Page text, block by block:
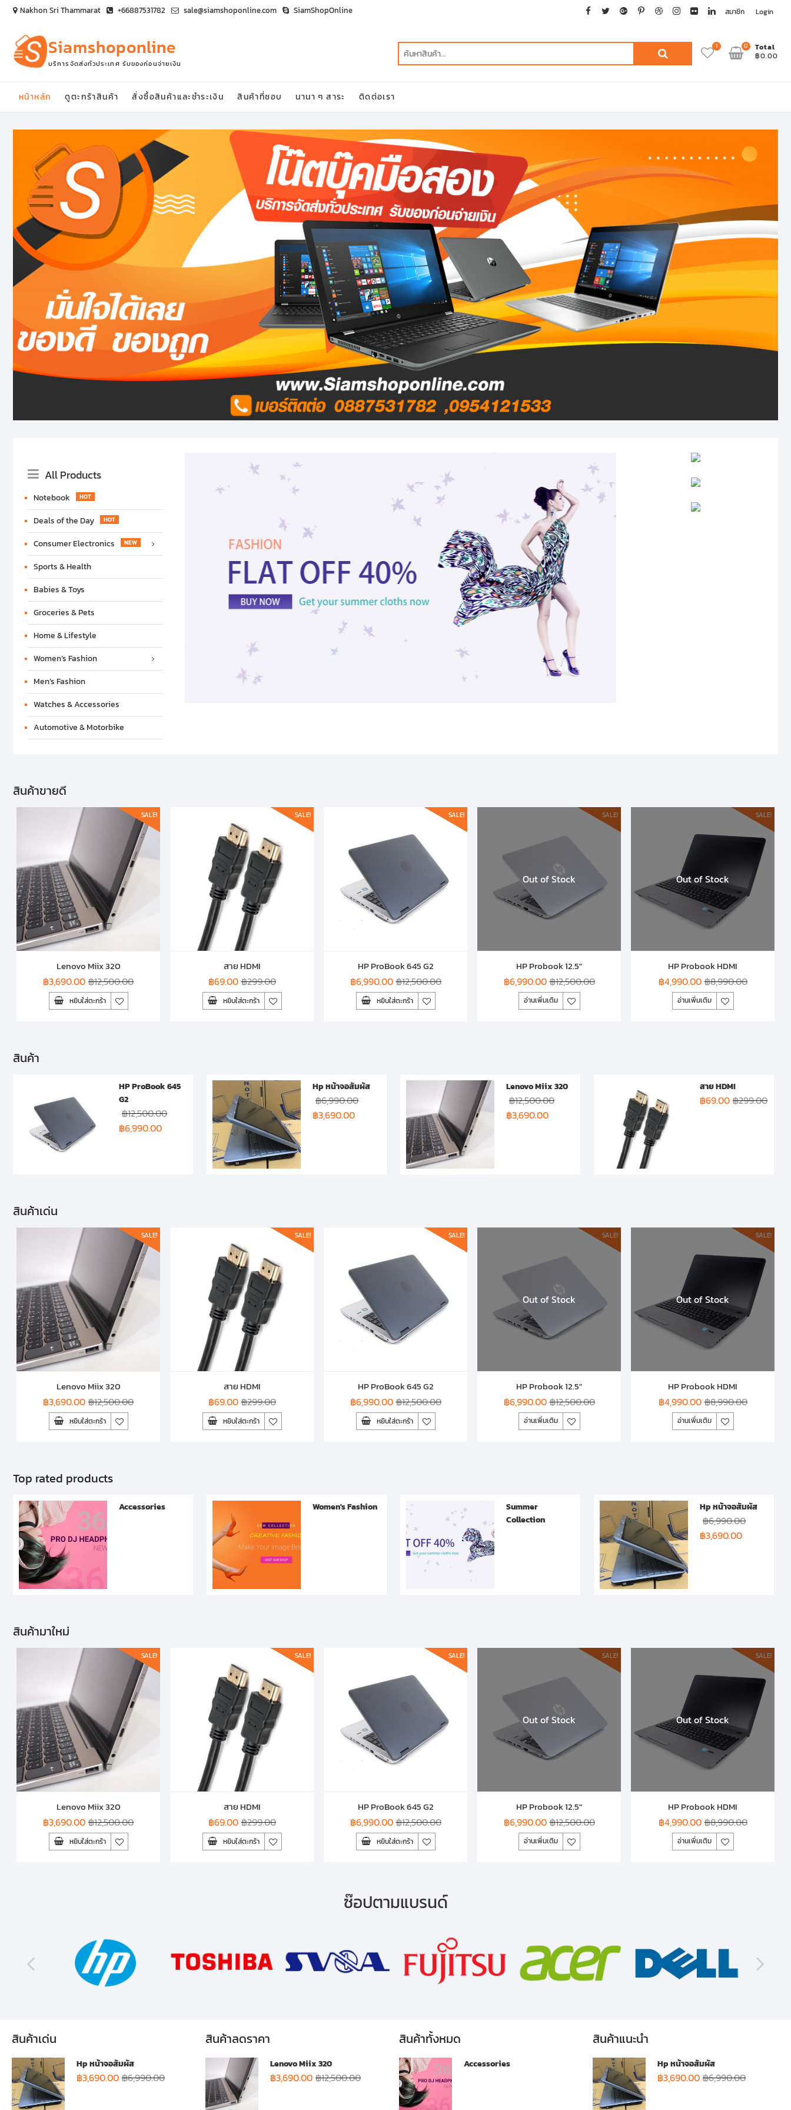
Skip
content
Nakhon Sri Thammarat +66887531782 sale@siamshoponline.com SiamShopOnline facebook
twittergooglepinterestdribbbleinstagram
flickrlinkedin
สมาชิก Login
Siamshoponline
บริการจัดส่งทั่วประเทศ รับของก่อนจ่ายเงิน
0
Total
฿0.00
1
หน้าหลัก ดูตะกร้าสินค้า สั่งซื้อสินค้าและชำระเงิน สินค้าที่ชอบ นานา ๆ สาระ ติดต่อเรา
Menu
All Products
Notebook
Deals of the Day
Consumer Electronics
Sports & Health
Babies & Toys
Groceries & Pets
Home & Lifestyle
Women’s Fashion
Men’s Fashion
Watches & Accessories
Automotive & Motorbike
สินค้าขายดี
SALE!
Lenovo Miix 320
฿12,500.00
฿3,690.00
หยิบใส่ตะกร้า
SALE!
สาย HDMI
฿299.00
฿69.00
หยิบใส่ตะกร้า
SALE!
HP ProBook 645 G2
฿12,500.00
฿6,990.00
หยิบใส่ตะกร้า
SALE!
Out of Stock
HP Probook 12.5″
฿12,500.00
฿6,990.00
อ่านเพิ่มเติม
SALE!
Out of Stock
HP Probook HDMI
฿8,990.00
฿4,990.00
อ่านเพิ่มเติม
สินค้า
HP ProBook 645
G2
฿12,500.00
฿6,990.00
Hp หน้าจอสัมผัส
฿6,990.00
฿3,690.00
Lenovo Miix 320
฿12,500.00
฿3,690.00
สาย HDMI
฿299.00
฿69.00
สินค้าเด่น
SALE!
Lenovo Miix 320
฿12,500.00
฿3,690.00
หยิบใส่ตะกร้า
SALE!
สาย HDMI
฿299.00
฿69.00
หยิบใส่ตะกร้า
SALE!
HP ProBook 645 G2
฿12,500.00
฿6,990.00
หยิบใส่ตะกร้า
SALE!
Out of Stock
HP Probook 12.5″
฿12,500.00
฿6,990.00
อ่านเพิ่มเติม
SALE!
Out of Stock
HP Probook HDMI
฿8,990.00
฿4,990.00
อ่านเพิ่มเติม
Top rated products
Accessories Women's Fashion
Summer
Collection
Hp หน้าจอสัมผัส
฿6,990.00
฿3,690.00
สินค้ามาใหม่
SALE!
Lenovo Miix 320
฿12,500.00
฿3,690.00
หยิบใส่ตะกร้า
SALE!
สาย HDMI
฿299.00
฿69.00
หยิบใส่ตะกร้า
SALE!
HP ProBook 645 G2
฿12,500.00
฿6,990.00
หยิบใส่ตะกร้า
SALE!
Out of Stock
HP Probook 12.5″
฿12,500.00
฿6,990.00
อ่านเพิ่มเติม
SALE!
Out of Stock
HP Probook HDMI
฿8,990.00
฿4,990.00
อ่านเพิ่มเติม
ซ๊อปตามแบรนด์
สินค้าเด่น
Hp หน้าจอสัมผัส
฿6,990.00
฿3,690.00
สินค้าลดราคา
Lenovo Miix 320
฿12,500.00
฿3,690.00
สินค้าทั้งหมด
Accessories
สินค้าแนะนำ
Hp หน้าจอสัมผัส
฿6,990.00
฿3,690.00